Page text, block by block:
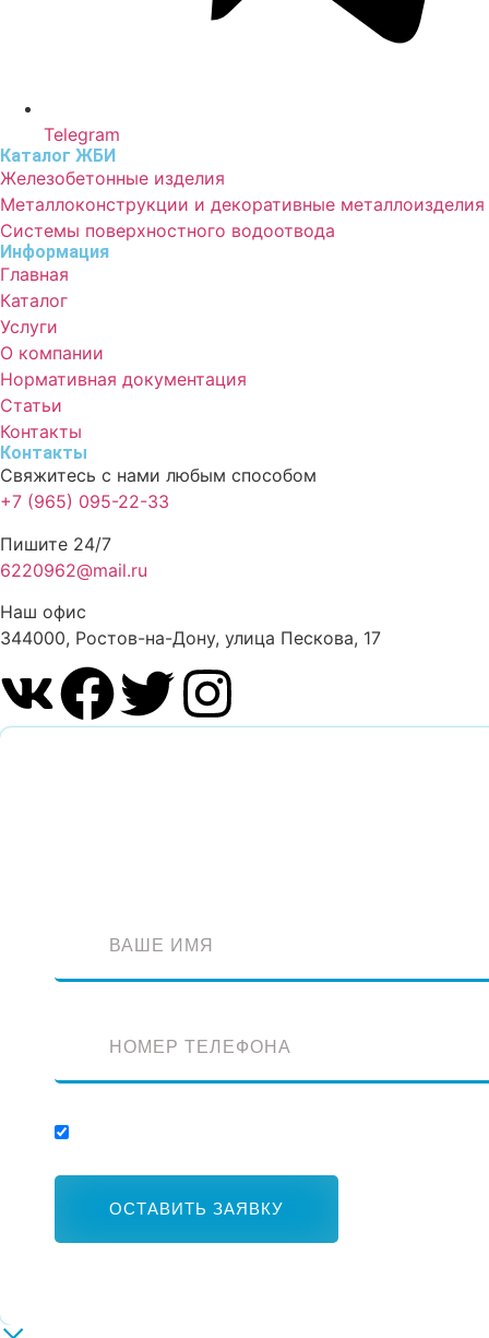
Telegram
Каталог ЖБИ
Железобетонные изделия
Металлоконструкции и декоративные металлоизделия
Системы поверхностного водоотвода
Информация
Главная
Каталог
Услуги
О компании
Нормативная документация
Статьи
Контакты
Контакты
Свяжитесь с нами любым способом
+7 (965) 095-22-33
Пишите 24/7
6220962@mail.ru
Наш офис
344000, Ростов-на-Дону, улица Пескова, 17
ОСТАВИТЬ ЗАЯВКУ